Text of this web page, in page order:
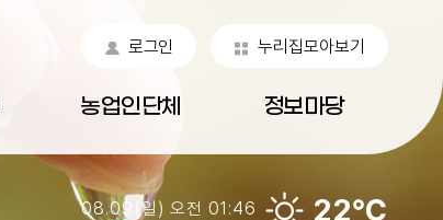
로그인 누리집모아보기
농업인단체 정보마당
08.09(일) 오전 01:46 22℃